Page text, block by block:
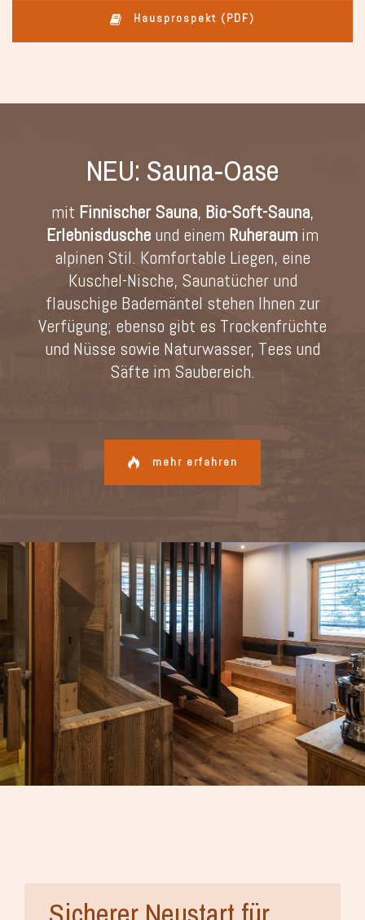
Hausprospekt (PDF)
NEU: Sauna-Oase
mit Finnischer Sauna, Bio-Soft-Sauna,
Erlebnisdusche und einem Ruheraum im
alpinen Stil. Komfortable Liegen, eine
Kuschel-Nische, Saunatücher und
flauschige Bademäntel stehen Ihnen zur
Verfügung; ebenso gibt es Trockenfrüchte
und Nüsse sowie Naturwasser, Tees und
Säfte im Saubereich.
mehr erfahren